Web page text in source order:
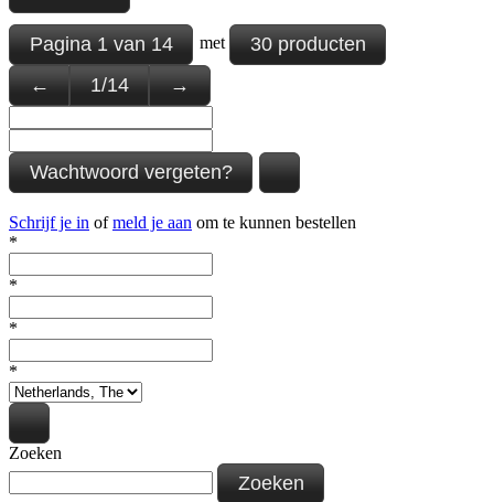
Pagina1van14 met
30 producten
←
1/14 →
Wachtwoord vergeten?
Schrijf je in ofmeld je aan om te kunnen bestellen
*
*
*
*
Zoeken
Zoeken